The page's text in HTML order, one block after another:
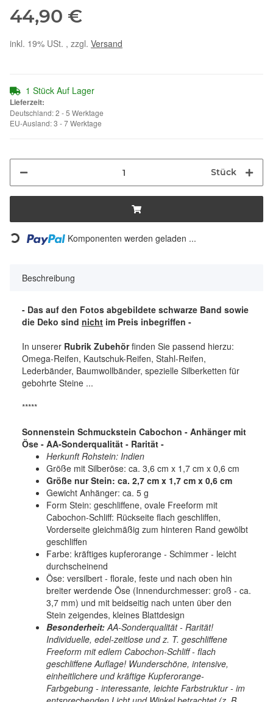
44,90 €
inkl. 19% USt. , zzgl. Versand
1 Stück Auf Lager
Lieferzeit:
Deutschland: 2 - 5 Werktage
EU-Ausland: 3 - 7 Werktage
Stück
Loading... Komponenten werden geladen ...
Beschreibung
- Das auf den Fotos abgebildete schwarze Band sowie
die Deko sind nicht im Preis inbegriffen -
In unserer Rubrik Zubehörfinden Sie passend hierzu:
Omega-Reifen, Kautschuk-Reifen, Stahl-Reifen,
Lederbänder, Baumwollbänder, spezielle Silberketten für
gebohrte Steine ...
*****
Sonnenstein Schmuckstein Cabochon - Anhänger mit
Öse - AA-Sonderqualität - Rarität -
Herkunft Rohstein: Indien
Größe mit Silberöse: ca. 3,6 cm x 1,7 cm x 0,6 cm
Größe nur Stein: ca. 2,7 cm x 1,7 cm x 0,6 cm
Gewicht Anhänger: ca. 5 g
Form Stein: geschliffene, ovale Freeform mit
Cabochon-Schliff: Rückseite flach geschliffen,
Vorderseite gleichmäßig zum hinteren Rand gewölbt
geschliffen
Farbe: kräftiges kupferorange - Schimmer - leicht
durchscheinend
Öse: versilbert - florale, feste und nach oben hin
breiter werdende Öse (Innendurchmesser: groß - ca.
3,7 mm) und mit beidseitig nach unten über den
Stein zeigendes, kleines Blattdesign
Besonderheit: AA-Sonderqualität - Rarität!
Individuelle, edel-zeitlose und z. T. geschliffene
Freeform mit edlem Cabochon-Schliff - flach
geschliffene Auflage! Wunderschöne, intensive,
einheitlichere und kräftige Kupferorange-
Farbgebung - interessante, leichte Farbstruktur - im